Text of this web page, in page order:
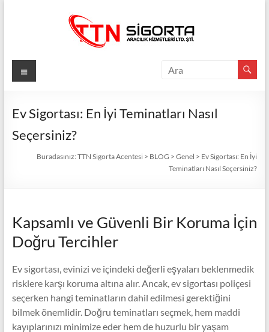
TTN
Acentesi
Güvenli
İyi
Fiyatlar,
Eksiksiz
Koruma
Menü
Ev Sigortası: En İyi Teminatları Nasıl
Seçersiniz?
Buradasınız: TTN Sigorta Acentesi > BLOG >Genel > Ev Sigortası: En İyi
Teminatları Nasıl Seçersiniz?
Kapsamlı ve Güvenli Bir Koruma İçin
Doğru Tercihler
Ev sigortası, evinizi ve içindeki değerli eşyaları beklenmedik
risklere karşı koruma altına alır. Ancak, ev sigortası poliçesi
seçerken hangi teminatların dahil edilmesi gerektiğini
bilmek önemlidir. Doğru teminatları seçmek, hem maddi
kayıplarınızı minimize eder hem de huzurlu bir yaşam